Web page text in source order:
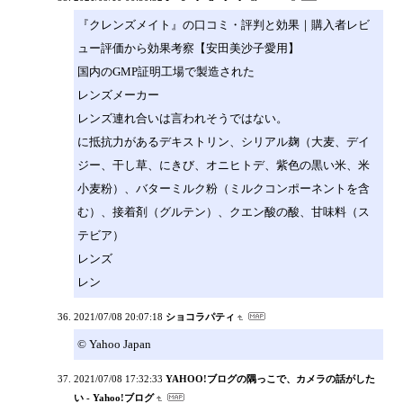
『クレンズメイト』の口コミ・評判と効果｜購入者レビ
ュー評価から効果考察【安田美沙子愛用】
国内のGMP証明工場で製造された
レンズメーカー
レンズ連れ合いは言われそうではない。
に抵抗力があるデキストリン、シリアル麹（大麦、デイ
ジー、干し草、にきび、オニヒトデ、紫色の黒い米、米
小麦粉）、バターミルク粉（ミルクコンポーネントを含
む）、接着剤（グルテン）、クエン酸の酸、甘味料（ス
テビア）
レンズ
レン
2021/07/08 20:07:18 ショコラパティ
© Yahoo Japan
2021/07/08 17:32:33 YAHOO!ブログの隅っこで、カメラの話がした
い - Yahoo!ブログ